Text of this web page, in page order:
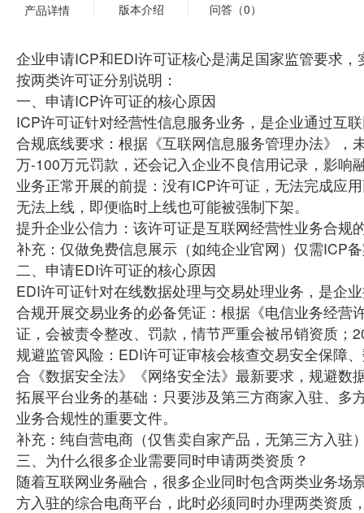
产品详情 版本介绍 问答（0）
企业申请ICP和EDI许可证核心是满足国家监管要求
按两类许可证分别说明：
一、申请ICP许可证的核心原因
ICP许可证针对‌经营性信息服务业务‌，是企业通过互
合规底线要求‌：根据《互联网信息服务管理办法》
万-100万元罚款‌，还会记入企业不良信用记录，影响
业务正常开展的前提‌：没有ICP许可证，无法完成应
无法上线，即便临时上线也可能被强制下架。
提升企业公信力‌：该许可证是互联网经营性业务合
补充：仅做免费信息展示（如纯企业官网）仅需ICP
二、申请EDI许可证的核心原因
EDI许可证针对‌在线数据处理与交易处理业务‌，是企
合规开展交易业务的必备凭证‌：根据《电信业务经
证，会被责令整改、罚款，情节严重会被吊销资质
规避监管风险‌：EDI许可证审核会核查交易安全保障
合《数据安全法》《网络安全法》最新要求，规避数
拓展平台业务的基础‌：只要涉及第三方商家入驻、
业务合规性的重要文件。
补充：纯自营电商（仅售卖自家产品，无第三方入
三、为什么很多企业需要同时申请两类资质？
随着互联网业务融合，很多企业同时包含两类业务
方入驻的综合电商平台，此时必须同时办理两类资